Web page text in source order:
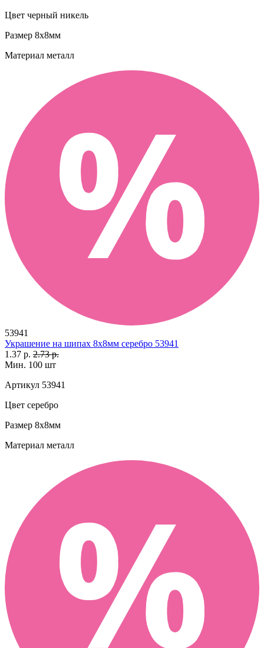
Цвет черный никель
Размер 8х8мм
Материал металл
53941
Украшение на шипах 8х8мм серебро 53941
1.37 р. 2.73 р.
Мин. 100 шт
Артикул 53941
Цвет серебро
Размер 8х8мм
Материал металл